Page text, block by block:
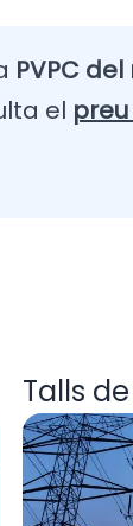
PVPC
el
Talls